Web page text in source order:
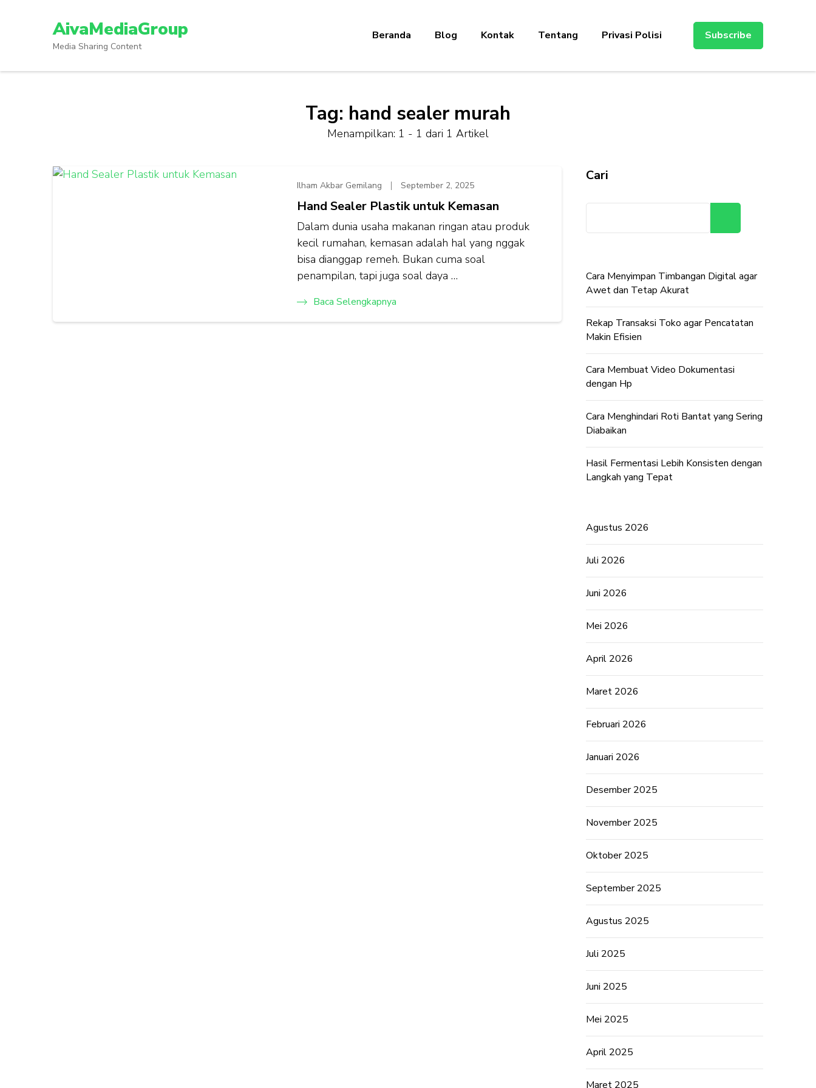
Enter)
AivaMediaGroup
Media Sharing Content
Beranda Blog Kontak Tentang Privasi Polisi Subscribe
Tag: hand sealer murah
Menampilkan: 1 - 1 dari 1 Artikel
Ilham Akbar Gemilang September 2, 2025
Hand Sealer Plastik untuk Kemasan
Dalam dunia usaha makanan ringan atau produk
kecil rumahan, kemasan adalah hal yang nggak
bisa dianggap remeh. Bukan cuma soal
penampilan, tapi juga soal daya …
Baca Selengkapnya
Cari
Cara Menyimpan Timbangan Digital agar
Awet dan Tetap Akurat
Rekap Transaksi Toko agar Pencatatan
Makin Efisien
Cara Membuat Video Dokumentasi
dengan Hp
Cara Menghindari Roti Bantat yang Sering
Diabaikan
Hasil Fermentasi Lebih Konsisten dengan
Langkah yang Tepat
Agustus 2026
Juli 2026
Juni 2026
Mei 2026
April 2026
Maret 2026
Februari 2026
Januari 2026
Desember 2025
November 2025
Oktober 2025
September 2025
Agustus 2025
Juli 2025
Juni 2025
Mei 2025
April 2025
Maret 2025